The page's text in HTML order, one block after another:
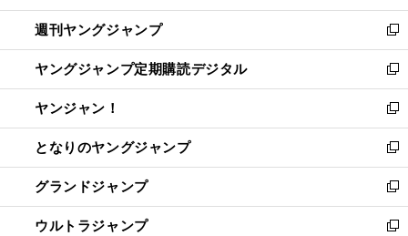
開
く
ウ
で
開
く
ン
ド
ウ
で
開
く
ウ
ィ
ン
ド
ウ
で
開
く
週刊ヤングジャンプ
新
し
い
ウ
ィ
ン
ド
ウ
で
開
く
ヤングジャンプ定期購読デジタル
新
し
い
ウ
ィ
ン
ド
ウ
で
ヤンジャン！
新
し
い
ウ
ィ
ン
ド
となりのヤングジャンプ
新
し
い
ウ
ィ
グランドジャンプ
新
し
い
ウルトラジャンプ
新